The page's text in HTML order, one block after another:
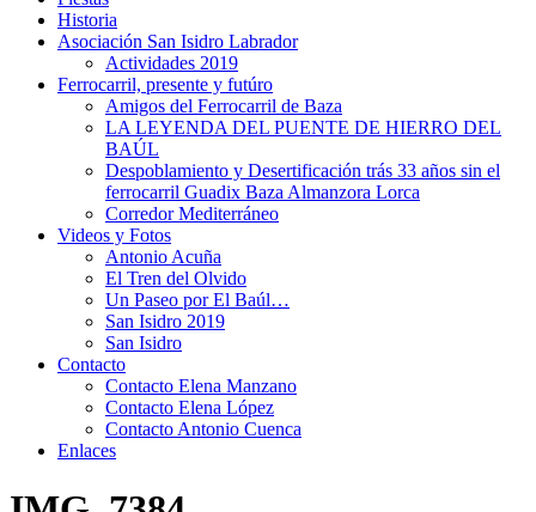
Historia
Asociación San Isidro Labrador
Actividades 2019
Ferrocarril, presente y futúro
Amigos del Ferrocarril de Baza
LA LEYENDA DEL PUENTE DE HIERRO DEL
BAÚL
Despoblamiento y Desertificación trás 33 años sin el
ferrocarril Guadix Baza Almanzora Lorca
Corredor Mediterráneo
Videos y Fotos
Antonio Acuña
El Tren del Olvido
Un Paseo por El Baúl…
San Isidro 2019
San Isidro
Contacto
Contacto Elena Manzano
Contacto Elena López
Contacto Antonio Cuenca
Enlaces